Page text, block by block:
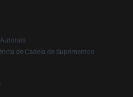
de Cadeia de Suprimentos